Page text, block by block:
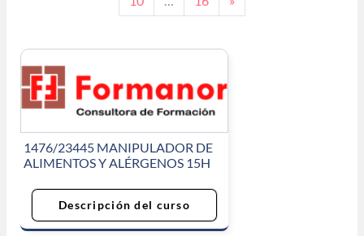
1476/23445 MANIPULADOR DE
ALIMENTOS Y ALÉRGENOS 15H
Descripción del curso